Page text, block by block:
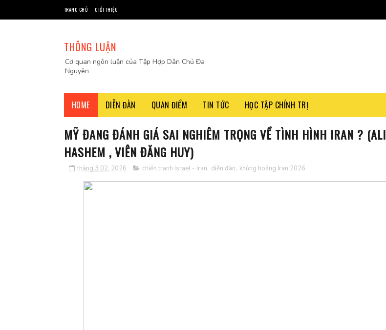
TRANG CHỦ GIỚI THIỆU
THÔNG LUẬN
Cơ quan ngôn luận của Tập Hợp Dân Chủ Đa
Nguyên
HOME DIỄN ĐÀN QUAN ĐIỂM TIN TỨC HỌC TẬP CHÍNH TRỊ
MỸ ĐANG ĐÁNH GIÁ SAI NGHIÊM TRỌNG VỀ TÌNH HÌNH IRAN ? (ALI
HASHEM , VIÊN ĐĂNG HUY)
tháng 3 02, 2026 chiến tranh Israel - Iran, diễn đàn, khủng hoảng Iran 2026